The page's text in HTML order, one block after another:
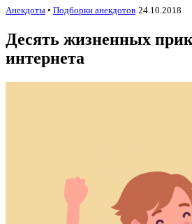
Анекдоты • Подборки анекдотов 24.10.2018
Десять жизненных
интернета